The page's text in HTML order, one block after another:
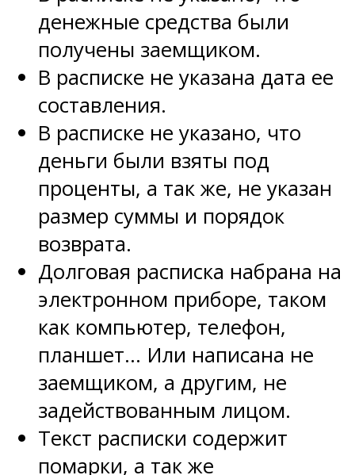
денежные средства были
получены заемщиком.
В расписке не указана дата ее
составления.
В расписке не указано, что
деньги были взяты под
проценты, а так же, не указан
размер суммы и порядок
возврата.
Долговая расписка набрана на
электронном приборе, таком
как компьютер, телефон,
планшет… Или написана не
заемщиком, а другим, не
задействованным лицом.
Текст расписки содержит
помарки, а так же